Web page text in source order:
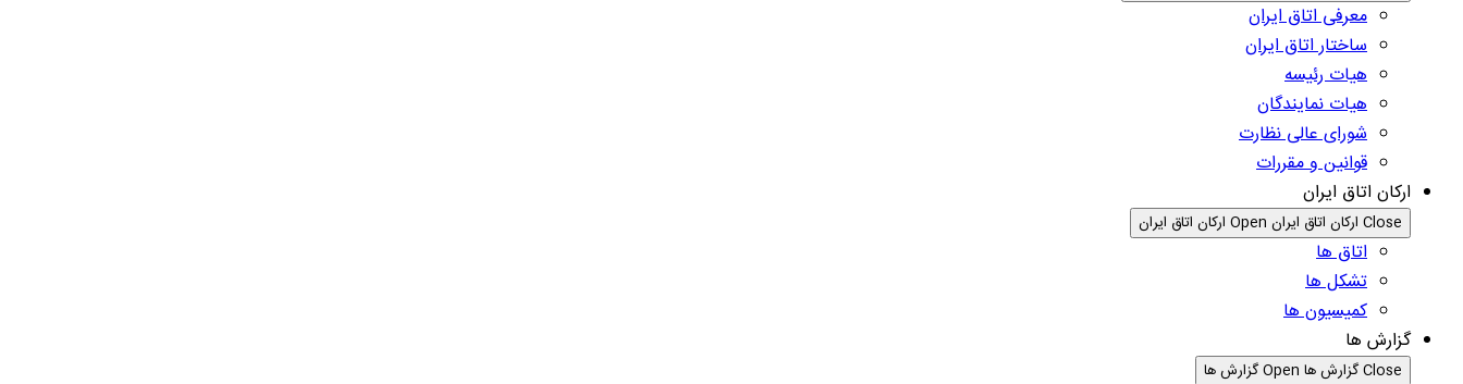
معرفی اتاق ایران
ساختار اتاق ایران
هیات رئیسه
هیات نمایندگان
شورای عالی نظارت
قوانین و مقررات
ارکان اتاق ایران
Close ارکان اتاق ایران Open ارکان اتاق ایران
اتاق ها
تشکل ها
کمیسیون ها
گزارش ها
Close گزارش ها Open گزارش ها